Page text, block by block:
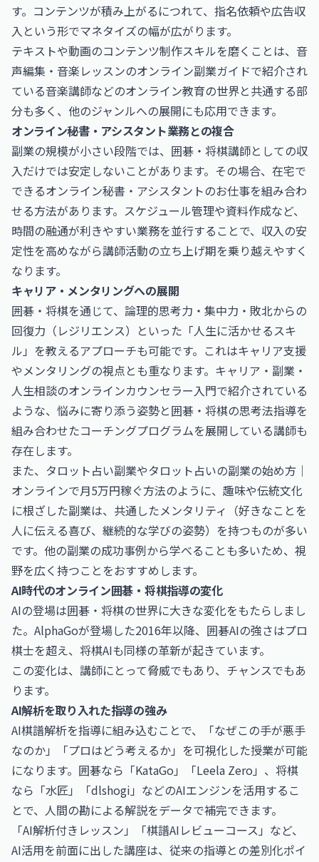
す。コンテンツが積み上がるにつれて、指名依頼や広告収
入という形でマネタイズの幅が広がります。
テキストや動画のコンテンツ制作スキルを磨くことは、 音
声編集・音楽レッスンのオンライン副業ガイドで紹介され
ている音楽講師などのオンライン教育の世界と共通する部
分も多く、他のジャンルへの展開にも応用できます。
オンライン秘書・アシスタント業務との複合
副業の規模が小さい段階では、囲碁・将棋講師としての収
入だけでは安定しないことがあります。その場合、在宅で
できるオンライン秘書・アシスタントのお仕事を組み合わ
せる方法があります。スケジュール管理や資料作成など、
時間の融通が利きやすい業務を並行することで、収入の安
定性を高めながら講師活動の立ち上げ期を乗り越えやすく
なります。
キャリア・メンタリングへの展開
囲碁・将棋を通じて、論理的思考力・集中力・敗北からの
回復力（レジリエンス）といった「人生に活かせるスキ
ル」を教えるアプローチも可能です。これはキャリア支援
やメンタリングの視点とも重なります。 キャリア・副業・
人生相談のオンラインカウンセラー入門で紹介されている
ような、悩みに寄り添う姿勢と囲碁・将棋の思考法指導を
組み合わせたコーチングプログラムを展開している講師も
存在します。
また、タロット占い副業やタロット占いの副業の始め方｜
オンラインで月5万円稼ぐ方法のように、趣味や伝統文化
に根ざした副業は、共通したメンタリティ（好きなことを
人に伝える喜び、継続的な学びの姿勢）を持つものが多い
です。他の副業の成功事例から学べることも多いため、視
野を広く持つことをおすすめします。
AI時代のオンライン囲碁・将棋指導の変化
AIの登場は囲碁・将棋の世界に大きな変化をもたらしまし
た。AlphaGoが登場した2016年以降、囲碁AIの強さはプロ
棋士を超え、将棋AIも同様の革新が起きています。
この変化は、講師にとって脅威でもあり、チャンスでもあ
ります。
AI解析を取り入れた指導の強み
AI棋譜解析を指導に組み込むことで、「なぜこの手が悪手
なのか」「プロはどう考えるか」を可視化した授業が可能
になります。囲碁なら「KataGo」「Leela Zero」、将棋
なら「水匠」「dlshogi」などのAIエンジンを活用するこ
とで、人間の勘による解説をデータで補完できます。
「AI解析付きレッスン」「棋譜AIレビューコース」など、
AI活用を前面に出した講座は、従来の指導との差別化ポイ